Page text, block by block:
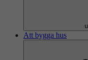
Att bygga hus